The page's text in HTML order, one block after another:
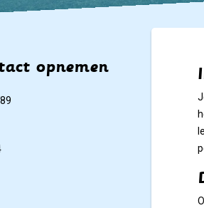
opnemen